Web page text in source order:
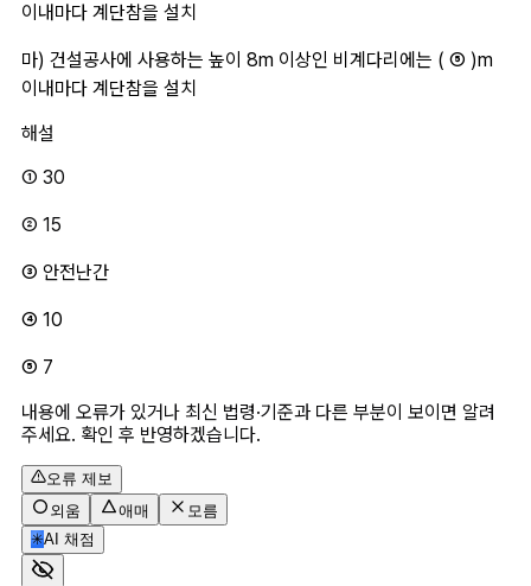
이내마다 계단참을 설치
마) 건설공사에 사용하는 높이 8m 이상인 비계다리에는 ( ⑤ )m
이내마다 계단참을 설치
해설
① 30
② 15
③ 안전난간
④ 10
⑤ 7
내용에 오류가 있거나 최신 법령·기준과 다른 부분이 보이면 알려
주세요. 확인 후 반영하겠습니다.
오류 제보
외움
애매
모름
✳AI 채점